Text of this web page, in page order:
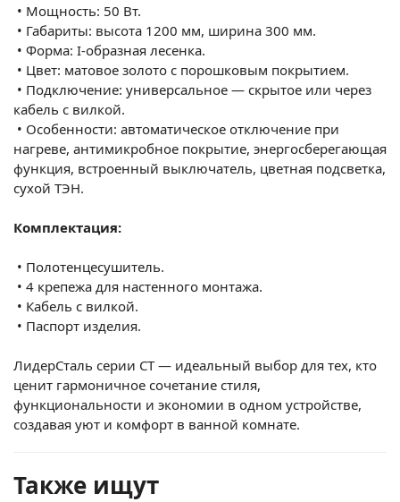
• Мощность: 50 Вт.
• Габариты: высота 1200 мм, ширина 300 мм.
• Форма: I-образная лесенка.
• Цвет: матовое золото с порошковым покрытием.
• Подключение: универсальное — скрытое или через
кабель с вилкой.
• Особенности: автоматическое отключение при
нагреве, антимикробное покрытие, энергосберегающая
функция, встроенный выключатель, цветная подсветка,
сухой ТЭН.
Комплектация:
• Полотенцесушитель.
• 4 крепежа для настенного монтажа.
• Кабель с вилкой.
• Паспорт изделия.
ЛидерСталь серии СТ — идеальный выбор для тех, кто
ценит гармоничное сочетание стиля,
функциональности и экономии в одном устройстве,
создавая уют и комфорт в ванной комнате.
Также ищут